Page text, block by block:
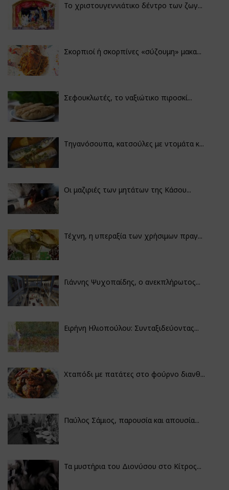
Το χριστουγεννιάτικο δέντρο των ζωγ...
Σκορπιοί ή σκορπίνες «σύζουμη» μακα...
Σεφουκλωτές, το ναξιώτικο πιροσκί...
Τηγανόσουπα, κατσούλες με ντομάτα κ...
Οι μαζιριές των μητάτων της Κάσου...
Τέχνη, η υπεραξία των χρήσιμων πραγ...
Γιάννης Ψυχοπαίδης, ο ανεκπλήρωτος...
Ειρήνη Ηλιοπούλου: Συνταξιδεύοντας...
Χταπόδι με πατάτες στο φούρνο διανθ...
Παύλος Σάμιος, παρουσία και απουσία...
Τα μυστήρια του Διονύσου στο Κίτρος...